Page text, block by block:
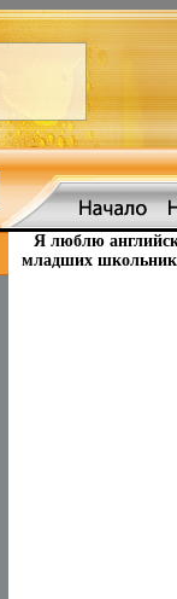
Я люблю
младших